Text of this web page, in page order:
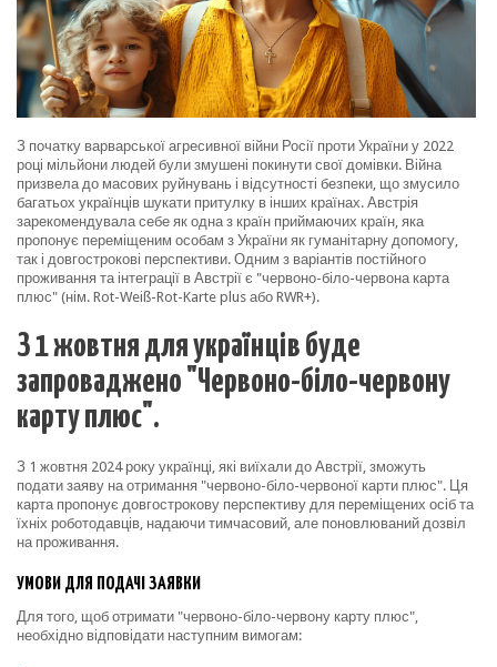
З початку варварської агресивної війни Росії проти України у 2022
році мільйони людей були змушені покинути свої домівки. Війна
призвела до масових руйнувань і відсутності безпеки, що змусило
багатьох українців шукати притулку в інших країнах. Австрія
зарекомендувала себе як одна з країн приймаючих країн, яка
пропонує переміщеним особам з України як гуманітарну допомогу,
так і довгострокові перспективи. Одним з варіантів постійного
проживання та інтеграції в Австрії є "червоно-біло-червона карта
плюс" (нім. Rot-Weiß-Rot-Karte plus або RWR+).
З 1 жовтня для українців буде
запроваджено "Червоно-біло-червону
карту плюс".
З 1 жовтня 2024 року українці, які виїхали до Австрії, зможуть
подати заяву на отримання "червоно-біло-червоної карти плюс". Ця
карта пропонує довгострокову перспективу для переміщених осіб та
їхніх роботодавців, надаючи тимчасовий, але поновлюваний дозвіл
на проживання.
УМОВИ ДЛЯ ПОДАЧІ ЗАЯВКИ
Для того, щоб отримати "червоно-біло-червону карту плюс",
необхідно відповідати наступним вимогам: